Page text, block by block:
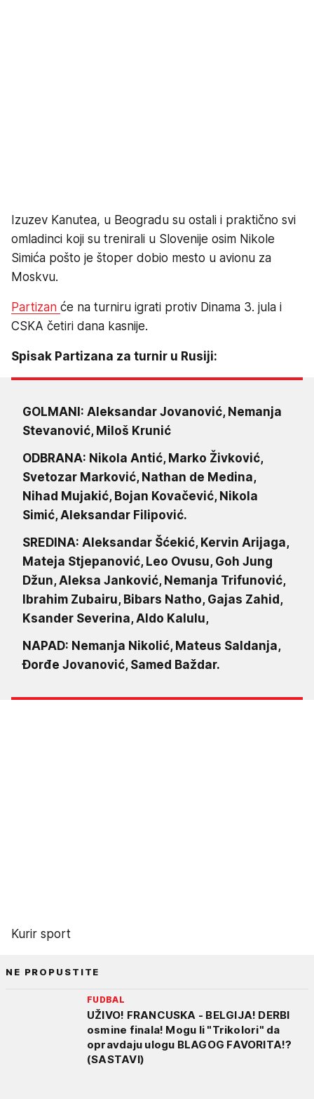
Izuzev Kanutea, u Beogradu su ostali i praktično svi
omladinci koji su trenirali u Slovenije osim Nikole
Simića pošto je štoper dobio mesto u avionu za
Moskvu.
Partizan će na turniru igrati protiv Dinama 3. jula i
CSKA četiri dana kasnije.
Spisak Partizana za turnir u Rusiji:
GOLMANI: Aleksandar Jovanović, Nemanja
Stevanović, Miloš Krunić
ODBRANA: Nikola Antić, Marko Živković,
Svetozar Marković, Nathan de Medina,
Nihad Mujakić, Bojan Kovačević, Nikola
Simić, Aleksandar Filipović.
SREDINA: Aleksandar Šćekić, Kervin Arijaga,
Mateja Stjepanović, Leo Ovusu, Goh Jung
Džun, Aleksa Janković, Nemanja Trifunović,
Ibrahim Zubairu, Bibars Natho, Gajas Zahid,
Ksander Severina, Aldo Kalulu,
NAPAD: Nemanja Nikolić, Mateus Saldanja,
Đorđe Jovanović, Samed Baždar.
Kurir sport
NE PROPUSTITE
FUDBAL
UŽIVO! FRANCUSKA - BELGIJA! DERBI
osmine finala! Mogu li "Trikolori" da
opravdaju ulogu BLAGOG FAVORITA!?
(SASTAVI)